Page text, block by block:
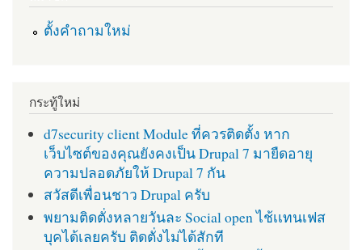
ตั้งคำถามใหม่
กระทู้ใหม่
d7security client Module ที่ควรติดตั้ง หาก
เว็บไซต์ของคุณยังคงเป็น Drupal 7 มายืดอายุ
ความปลอดภัยให้ Drupal 7 กัน
สวัสดีเพื่อนชาว Drupal ครับ
พยามติดตั่งหลายวันละ Social open ไช้เเทนเฟส
บุคได้เลยครับ ติดตั่งไม่ได้สักที